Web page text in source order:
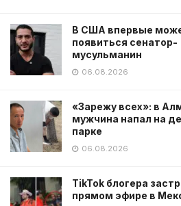
В США впервые
появиться сенатор-
мусульманин
06.08.2026
«Зарежу всех»: в
мужчина напал на
парке
06.08.2026
TikTok блогера
прямом эфире в